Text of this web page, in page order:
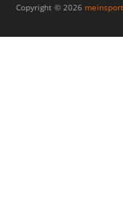
Copyright © 2026